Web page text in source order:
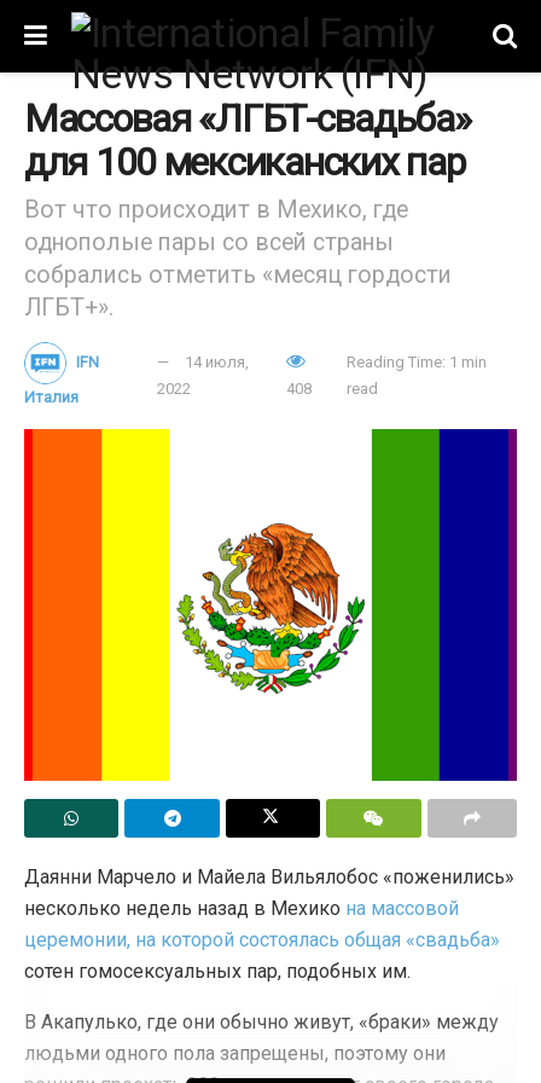
Массовая «ЛГБТ-свадьба»
для 100 мексиканских пар
Вот что происходит в Мехико, где
однополые пары со всей страны
собрались отметить «месяц гордости
ЛГБТ+».
IFN
Италия
14 июля,
2022
408
Reading Time: 1 min
read
Даянни Марчело и Майела Вильялобос «поженились»
несколько недель назад в Мехико на массовой
церемонии, на которой состоялась общая «свадьба»
сотен гомосексуальных пар, подобных им.
В Акапулько, где они обычно живут, «браки» между
людьми одного пола запрещены, поэтому они